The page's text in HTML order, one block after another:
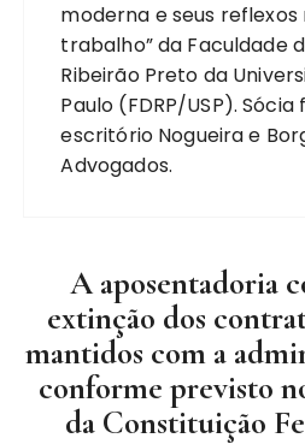
moderna e seus reflexos
trabalho” da Faculdade
Ribeirão Preto da
Paulo (FDRP/USP).
escritório Nogueira e
Advogados.
A aposentadoria
extinção dos
mantidos com a
conforme previsto
da Constituição